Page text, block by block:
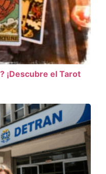
¡Descubre el Tarot